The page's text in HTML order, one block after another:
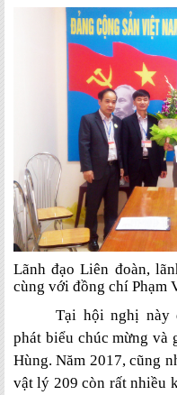
Lãnh đạo Liên đoàn,
cùng với đồng chí Phạm
Tại hội nghị này
phát biểu chúc mừng và
Hùng. Năm 2017, cũng
vật lý 209 còn rất nhiều